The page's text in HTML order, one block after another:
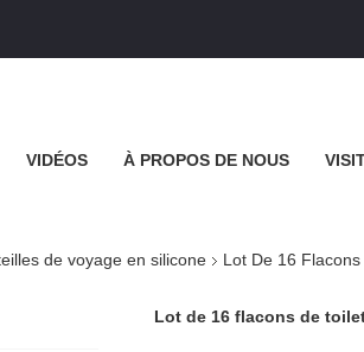
VIDÉOS À PROPOS DE NOUS
de voyage en silicone Lot De 16
Lot de 16 flacons de